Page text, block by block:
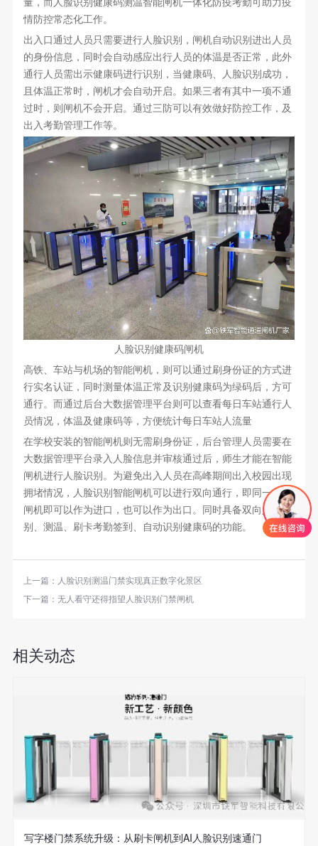
情防控常态化工作。
出入口通过人员只需要进行人脸识别，闸机自动识别进出人员
的身份信息，同时会自动感应出行人员的体温是否正常，此外
通行人员需出示健康码进行识别，当健康码、人脸识别成功，
且体温正常时，闸机才会自动开启。如果三者有其中一项不通
过时，则闸机不会开启。通过三防可以有效做好防控工作，及
出入考勤管理工作等。
人脸识别健康码闸机
高铁、车站与机场的智能闸机，则可以通过刷身份证的方式进
行实名认证，同时测量体温正常及识别健康码为绿码后，方可
通行。而通过后台大数据管理平台则可以查看每日车站通行人
员情况，体温及健康码等，方便统计每日车站人流量
在学校安装的智能闸机则无需刷身份证，后台管理人员需要在
大数据管理平台录入人脸信息并审核通过后，师生才能在智能
闸机进行人脸识别。为避免出入人员在高峰期间出入校园出现
拥堵情况，人脸识别智能闸机可以进行双向通行，即同一个道
闸机即可以作为进口，也可以作为出口。同时具备双向人脸识
别、测温、刷卡考勤签到、自动识别健康码的功能。
上一篇： 人脸识别测温门禁实现真正数字化景区
下一篇： 无人看守还得指望人脸识别门禁闸机
相关动态
写字楼门禁系统升级：从刷卡闸机到AI人脸识别速通门